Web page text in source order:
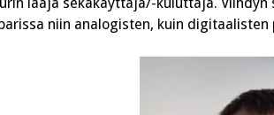
niin analogisten, kuin digitaalisten